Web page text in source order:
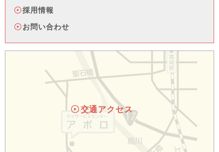
採用情報
お問い合わせ
交通アクセス